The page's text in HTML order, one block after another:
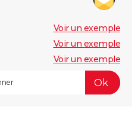
Voir un exemple
Voir un exemple
Voir un exemple